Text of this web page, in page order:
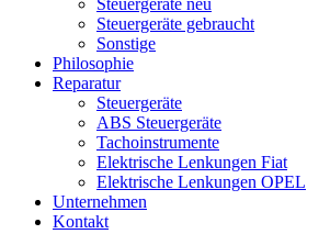
Steuergeräte neu
Steuergeräte gebraucht
Sonstige
Philosophie
Reparatur
Steuergeräte
ABS Steuergeräte
Tachoinstrumente
Elektrische Lenkungen Fiat
Elektrische Lenkungen OPEL
Unternehmen
Kontakt